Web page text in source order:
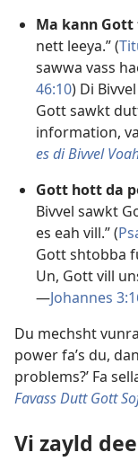
Ma kann
nett leeya.” (
sawwa vass
46:10) Di
Gott sawkt
information,
es di Bivvel
Gott hott da
Bivvel sawkt
es eah vill.” (
Gott shtobba
Un, Gott vill
—Johannes
Du mechsht
power fa’s du,
problems?’ Fa
Favass Dutt Gott
Vi zayld